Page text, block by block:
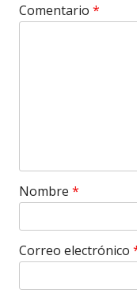
Comentario *
Nombre *
Correo electrónico